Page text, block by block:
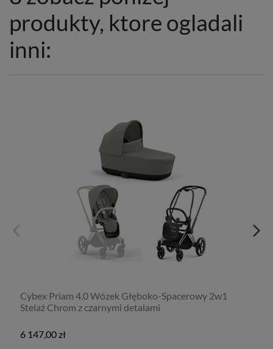
produkty, ktore ogladali
inni:
Cybex Priam 4.0 Wózek Głęboko-Spacerowy 2w1
Stelaż Chrom z czarnymi detalami
6 147,00 zł